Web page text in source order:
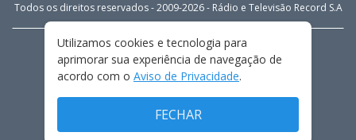
Todos os direitos reservados - 2009-2026- Rádio e Televisão Record S.A
FALE CONOSCO
PRIVACIDADE
TERMOS E CONDIÇÕES DE USO
Utilizamos cookies e tecnologia para
aprimorar sua experiência de navegação de
acordo com o Aviso de Privacidade.
FECHAR